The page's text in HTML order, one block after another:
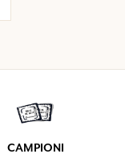
CAMPIONI